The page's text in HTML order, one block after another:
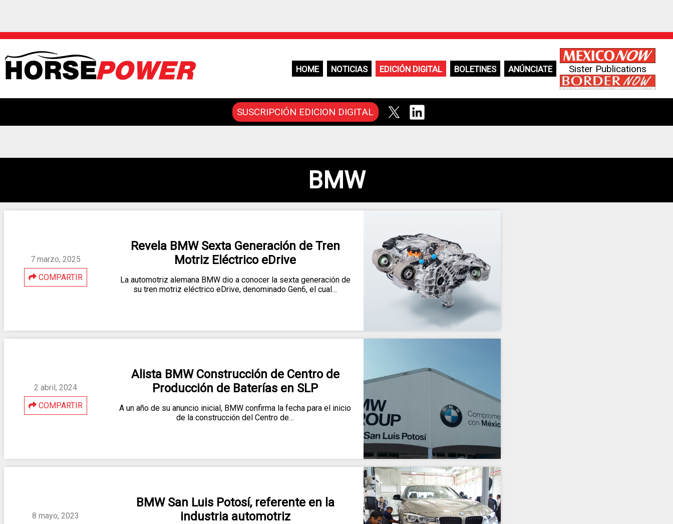
HOME NOTICIAS EDICIÓN DIGITAL BOLETINES ANÚNCIATE Sister Publications
SUSCRIPCIÓN EDICION DIGITAL
BMW
7 marzo, 2025
COMPARTIR
Revela BMW Sexta Generación de Tren
Motriz Eléctrico eDrive
La automotriz alemana BMW dio a conocer la sexta generación de
su tren motriz eléctrico eDrive, denominado Gen6, el cual…
2 abril, 2024
COMPARTIR
Alista BMW Construcción de Centro de
Producción de Baterías en SLP
A un año de su anuncio inicial, BMW confirma la fecha para el inicio
de la construcción del Centro de…
8 mayo, 2023
BMW San Luis Potosí, referente en la
industria automotriz